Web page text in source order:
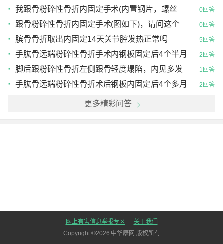
我跟骨粉碎性骨折内固定手术(内置钢片，螺丝
钉)己将近一个月了，现在的我可以捏着跟骨慢慢活
动关节吗？
0回答
跟骨粉碎性骨折内固定手术(图如下)，请问这个
贝氏角是多少度？现今进行功能锻炼，右侧关节好
难活动，这会...
0回答
膑骨骨折取出内固定14天关节腔发热正常吗 5回答
手肱骨远端粉碎性骨折手术内钢板固定后4个半月
了，手肋关节弯不上，伸不直，今天做了x线检查
结果：骨折对...
2回答
脚后跟粉碎性骨折左侧跟骨轻度塌陷，内见多发
骨折线影，骨片向四周分离，部分折线累及跟距关
1回答
手肱骨远端粉碎性骨折术后钢板内固定后4个多月
了，这么久了手肋关节伸不直，弯不上，有人说，
2回答
更多精彩问答
网上有害信息举报专区
关于我们
Copyright ©2026 中华康网 版权所有